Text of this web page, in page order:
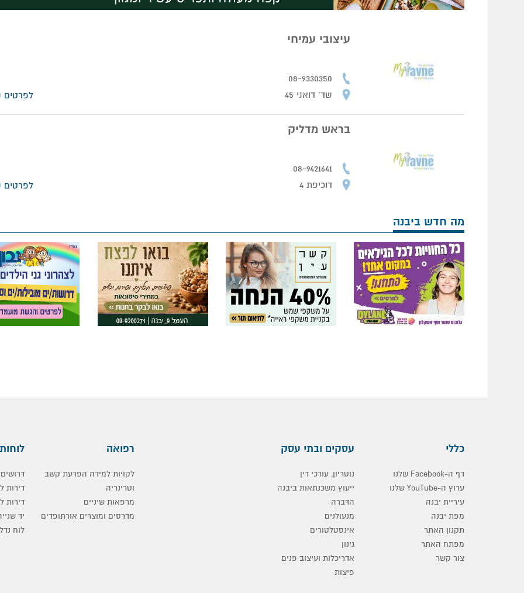
עיצובי עמיחי
08-9330350
שד' דואני 45
לפרטים
בראש מדליק
08-9421641
דוכיפת 4
לפרטים
מה חדש ביבנה
כללי
דף ה-Facebook שלנו
ערוץ ה-YouTube שלנו
עיריית יבנה
מפת יבנה
תקנון האתר
מפתח האתר
צור קשר
עסקים ובתי עסק
נוטריון, עורכי דין
ייעוץ משכנתאות ביבנה
הדברה
מנעולנים
אינסטלטורים
גינון
אדריכלות ועיצוב פנים
פיצות
רפואה
לקויות למידה הפרעת קשב
וטרינריה
מרפאות שיניים
מדרסים ומוצרים אורתופדים
לוחות
דרושים
דירות
דירות
יד
לוח